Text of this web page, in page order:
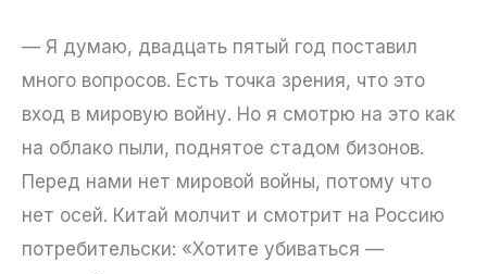
— Я думаю, двадцать пятый год поставил
много вопросов. Есть точка зрения, что это
вход в мировую войну. Но я смотрю на это как
на облако пыли, поднятое стадом бизонов.
Перед нами нет мировой войны, потому что
нет осей. Китай молчит и смотрит на Россию
потребительски: «Хотите убиваться —